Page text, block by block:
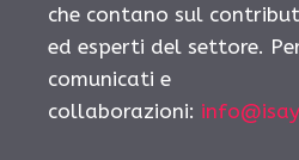
che contano sul
ed esperti del settore.
comunicati e
collaborazioni: